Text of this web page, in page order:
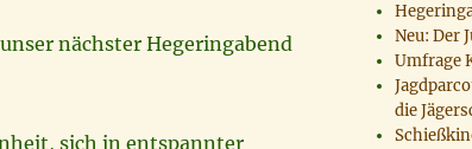
nächster Hegeringabend
sich in entspannter
Neu: Der
Umfrage
die